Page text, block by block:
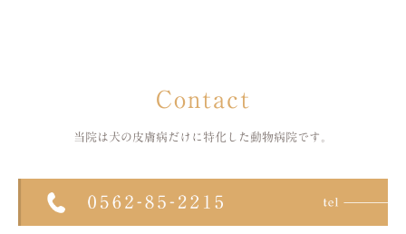
Contact
当院は犬の皮膚病だけに特化した 動物病院です。